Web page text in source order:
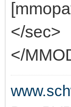
</sec>
</